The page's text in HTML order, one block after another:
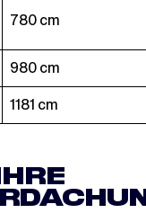
780 cm
980 cm
1181 cm